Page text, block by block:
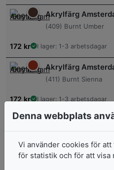
Akrylfärg
(409) Burnt Umber
172 kr I lager: 1-3 arbetsdagar
Akrylfärg
(411) Burnt Sienna
172 kr I lager: 1-3 arbetsdagar
Akrylfärg
(398) Napthol Red
172kr I lager: 1-3 arbetsdagar
Denna webbplats
Vi använder cookies för
för statistik och för att visa